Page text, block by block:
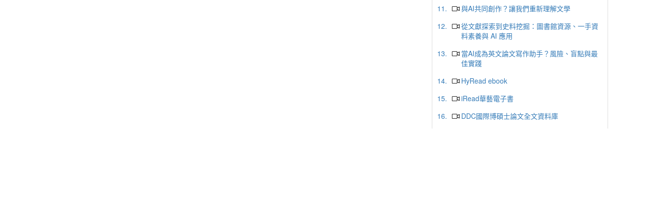
11.
與AI共同創作？讓我們重新理解文學
12.
從文獻探索到史料挖掘：圖書館資源、一手資
料素養與 AI 應用
13.
當AI成為英文論文寫作助手？風險、盲點與最
佳實踐
14.
HyRead ebook
15.
iRead華藝電子書
16.
DDC國際博碩士論文全文資料庫